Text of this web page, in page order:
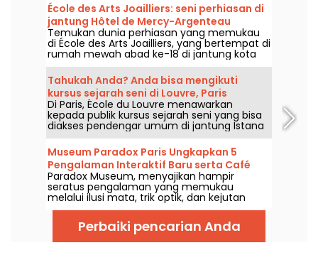
École des Arts Joailliers: seni perhiasan di
jantung Hôtel de Mercy-Argenteau
Temukan dunia perhiasan yang memukau
di École des Arts Joailliers, yang bertempat di
rumah mewah abad ke-18 di jantung kota
Paris. Sepanjang tahun, pameran dan
lokakarya gratis menanti Anda untuk
mengetahui lebih lanjut tentang seni
perhiasan.
Tahukah Anda? Anda bisa mengikuti
kursus sejarah seni di Louvre, Paris
Di Paris, École du Louvre menawarkan
kepada publik kursus sejarah seni yang bisa
diakses pendengar umum di jantung Istana
Louvre setiap tahunnya, dari September
hingga Juni. Ceramah-ceramah gratis juga
diselenggarakan secara berkala oleh
museum. Sejumlah acara ini bisa bikin siapa
saja makin jago soal sejarah seni!
Museum Paradox Paris Ungkapkan 5
Pengalaman Interaktif Baru serta Café
Hans & Gretel
Paradox Museum, menyajikan hampir
seratus pengalaman yang memukau
melalui ilusi mata, trik optik, dan kejutan
sensori yang akan menanti Anda di Paris.
Anda pasti akan menyukai sensasi tertipu
dan mengabadikan foto-foto surreal yang
unik. Lima pengalaman imersif terbaru telah
Perbaiki pencarian Anda